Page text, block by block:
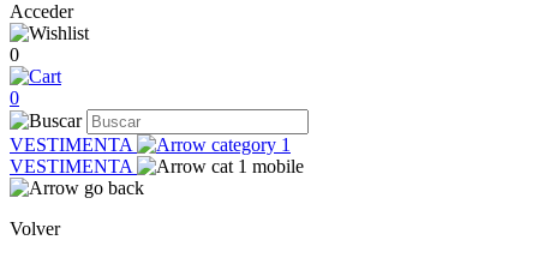
Acceder
0
0
VESTIMENTA
VESTIMENTA
Volver